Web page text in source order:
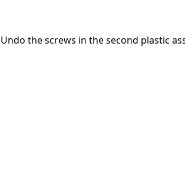
Undo the screws in the second plastic